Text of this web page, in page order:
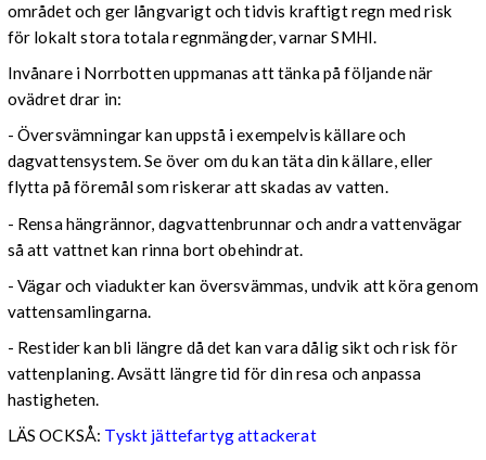
området och ger långvarigt och tidvis kraftigt regn med risk
för lokalt stora totala regnmängder, varnar SMHI.
Invånare i Norrbotten uppmanas att tänka på följande när
ovädret drar in:
- Översvämningar kan uppstå i exempelvis källare och
dagvattensystem. Se över om du kan täta din källare, eller
flytta på föremål som riskerar att skadas av vatten.
- Rensa hängrännor, dagvattenbrunnar och andra vattenvägar
så att vattnet kan rinna bort obehindrat.
- Vägar och viadukter kan översvämmas, undvik att köra genom
vattensamlingarna.
- Restider kan bli längre då det kan vara dålig sikt och risk för
vattenplaning. Avsätt längre tid för din resa och anpassa
hastigheten.
LÄS OCKSÅ: Tyskt jättefartyg attackerat